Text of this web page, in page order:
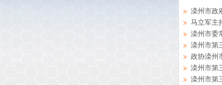
滦州市政
马立军主
滦州市委
滦州市第
政协滦州
滦州市第
滦州市第